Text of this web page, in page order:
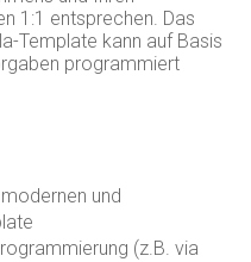
1:1 entsprechen. Das
Template kann auf Basis
programmiert
und
(z.B. via